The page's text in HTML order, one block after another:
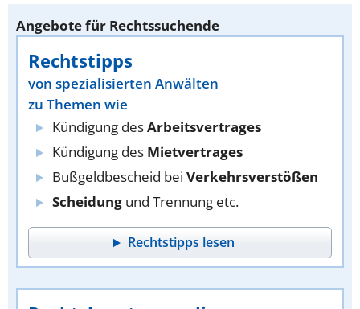
Angebote für Rechtssuchende
Rechtstipps
von spezialisierten Anwälten
zu Themen wie
Kündigung desArbeitsvertrages
Kündigung des Mietvertrages
Bußgeldbescheid bei Verkehrsverstößen
Scheidung und Trennung etc.
Rechtstipps lesen